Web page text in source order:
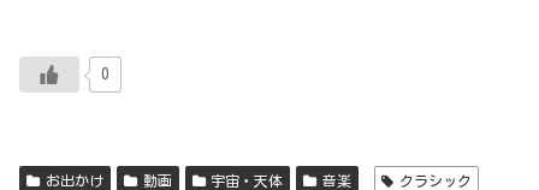
0
お出かけ 動画 宇宙・天体 音楽 クラシック